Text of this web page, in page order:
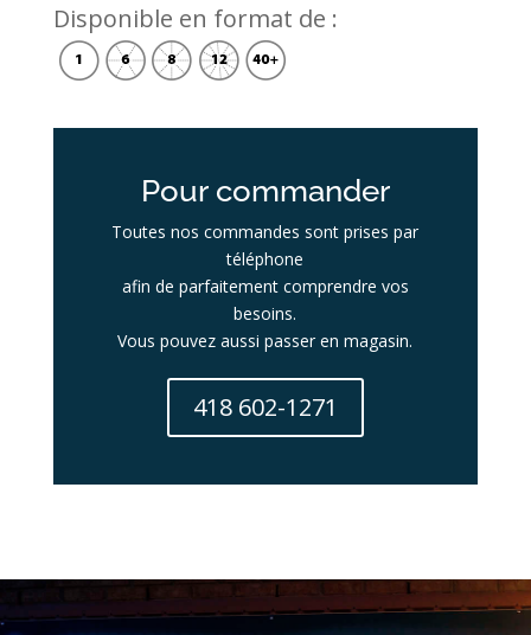
Disponible en format de :
Pour commander
Toutes nos commandes sont prises par
téléphone
afin de parfaitement comprendre vos
besoins.
Vous pouvez aussi passer en magasin.
418 602-1271